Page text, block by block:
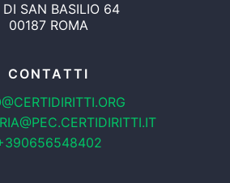
SAN BASILIO 64
00187 ROMA
CONTATTI